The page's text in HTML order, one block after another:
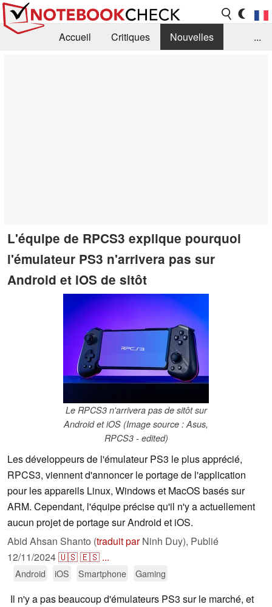
Accueil Critiques
Nouvelles
...
L'équipe de RPCS3 explique pourquoi
l'émulateur PS3 n'arrivera pas sur
Android et iOS de sitôt
Le RPCS3 n'arrivera pas de sitôt sur
Android et iOS (Image source : Asus,
RPCS3 - edited)
Les développeurs de l'émulateur PS3 le plus apprécié,
RPCS3, viennent d'annoncer le portage de l'application
pour les appareils Linux, Windows et MacOS basés sur
ARM. Cependant, l'équipe précise qu'il n'y a actuellement
aucun projet de portage sur Android et iOS.
Abid Ahsan Shanto (traduit parNinh Duy), Publié
12/11/2024🇺🇸🇪🇸 ...
Android iOS Smartphone Gaming
Il n'y a pas beaucoup d'émulateurs PS3 sur le marché, et